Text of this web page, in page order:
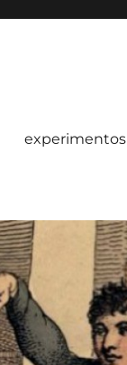
experimentos